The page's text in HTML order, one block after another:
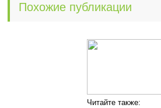
Похожие публикации
Читайте также: